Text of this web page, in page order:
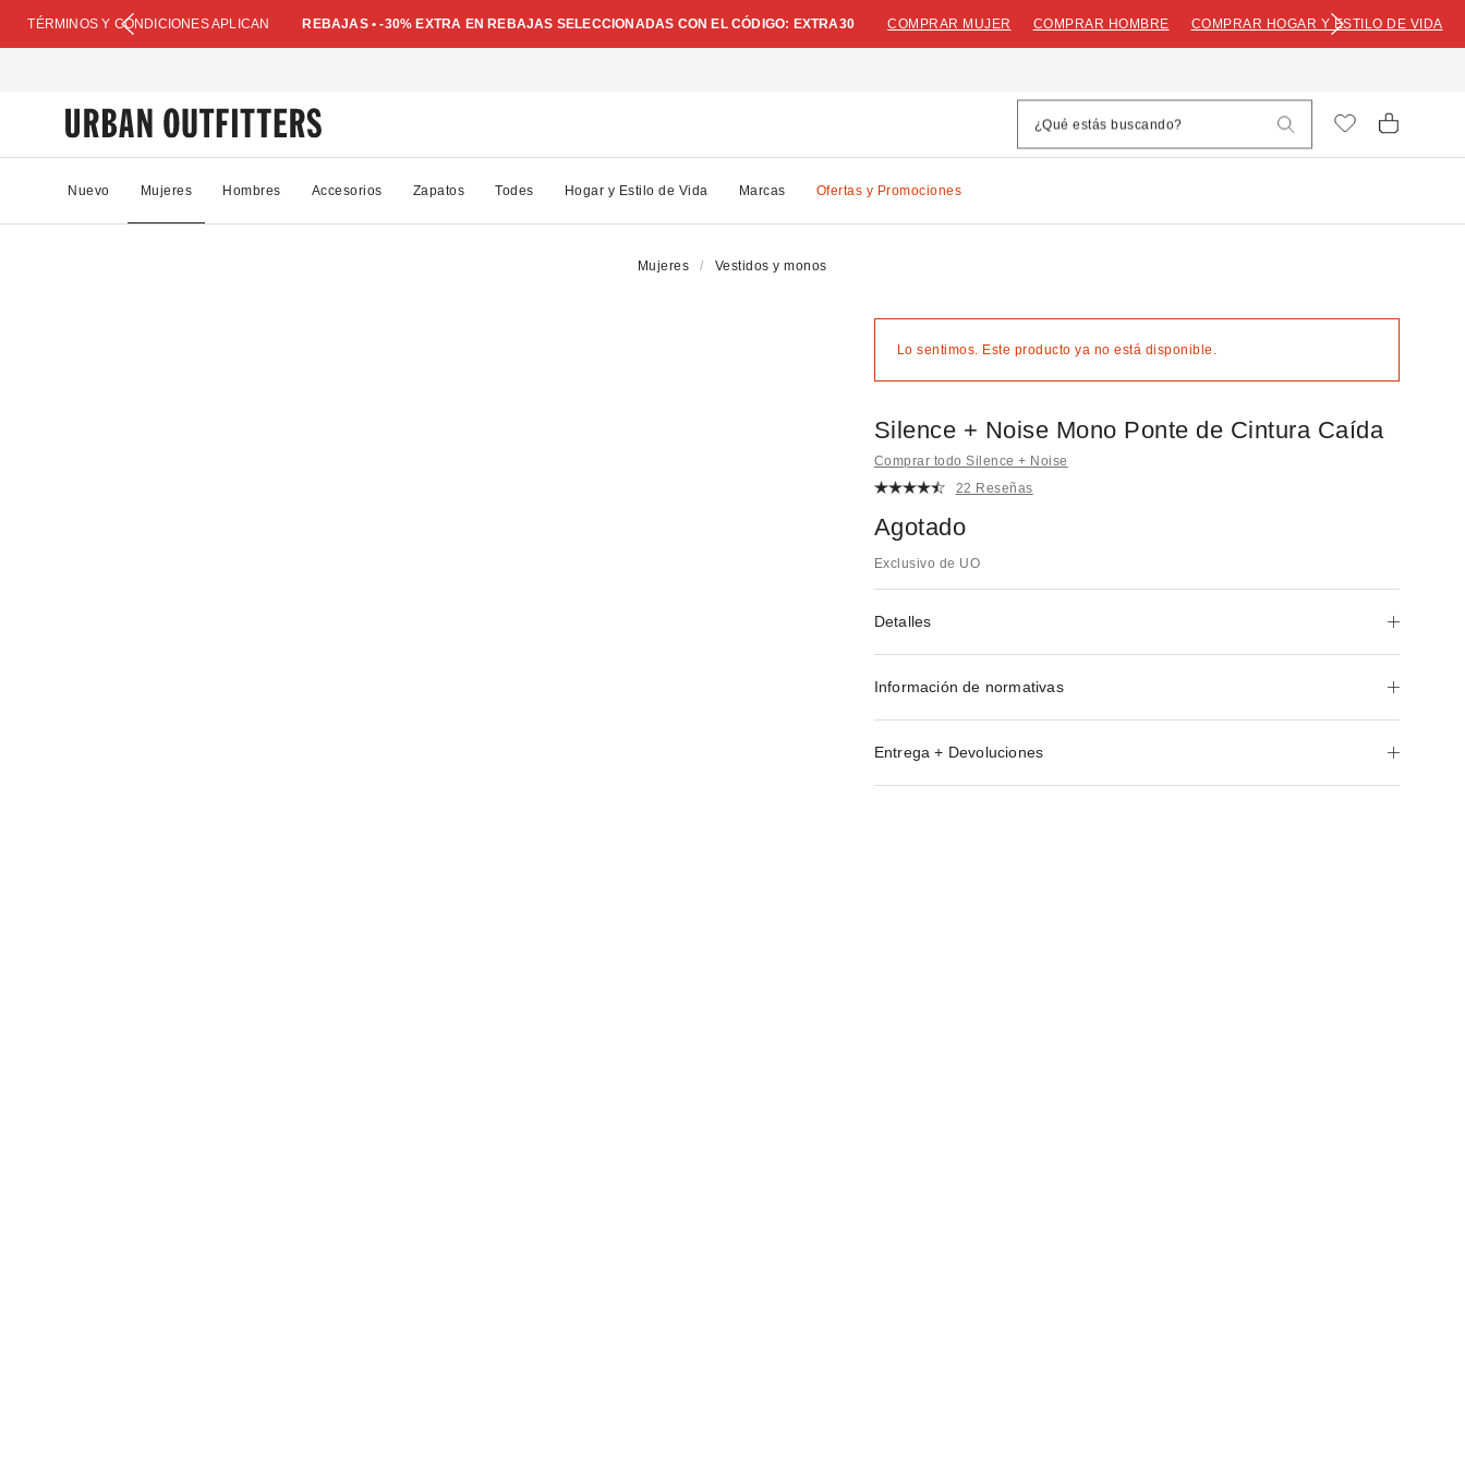
TÉRMINOS Y CONDICIONES APLICAN REBAJAS • -30% EXTRA EN REBAJAS SELECCIONADAS CON EL CÓDIGO: EXTRA30 COMPRAR MUJER COMPRAR HOMBRE COMPRAR HOGAR Y ESTILO DE VIDA
Nuevo Mujeres Hombres Accesorios Zapatos Todes Hogar y Estilo de Vida Marcas Ofertas y Promociones
Mujeres Vestidos y monos
Lo sentimos. Este producto ya no está disponible.
Silence + Noise Mono Ponte de Cintura Caída
Comprar todo Silence + Noise
22 Reseñas
Agotado
Exclusivo de UO
Detalles
Información de normativas
Entrega + Devoluciones